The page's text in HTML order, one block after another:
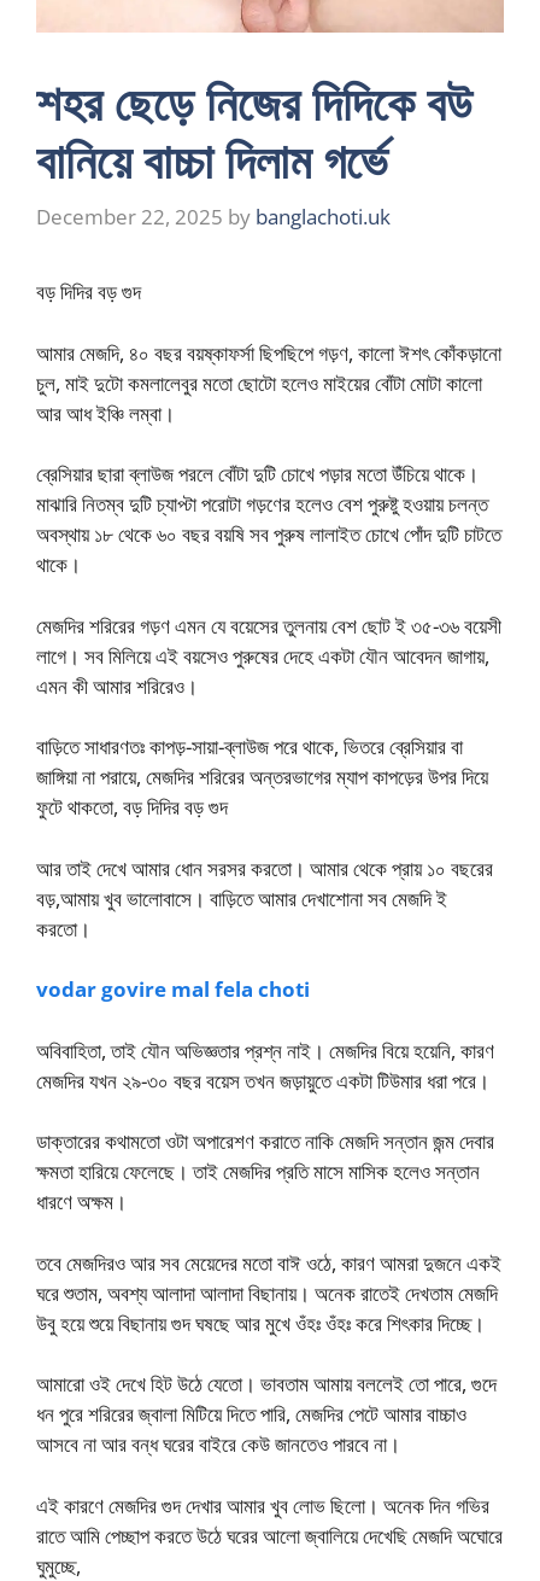
শহর ছেড়ে নিজের দিদিকে বউ
বানিয়ে বাচ্চা দিলাম গর্ভে
December 22, 2025 by banglachoti.uk
বড় দিদির বড় গুদ
আমার মেজদি, ৪০ বছর বয়ষ্কাফর্সা ছিপছিপে গড়ণ, কালো ঈশৎ কোঁকড়ানো
চুল, মাই দুটো কমলালেবুর মতো ছোটো হলেও মাইয়ের বোঁটা মোটা কালো
আর আধ ইঞ্চি লম্বা।
ব্রেসিয়ার ছারা ব্লাউজ পরলে বোঁটা দুটি চোখে পড়ার মতো উঁচিয়ে থাকে।
মাঝারি নিতম্ব দুটি চ্যাপ্টা পরোটা গড়ণের হলেও বেশ পুরুষ্টু হওয়ায় চলন্ত
অবস্থায় ১৮ থেকে ৬০ বছর বয়ষি সব পুরুষ লালাইত চোখে পোঁদ দুটি চাটতে
থাকে।
মেজদির শরিরের গড়ণ এমন যে বয়েসের তুলনায় বেশ ছোট ই ৩৫-৩৬ বয়েসী
লাগে। সব মিলিয়ে এই বয়সেও পুরুষের দেহে একটা যৌন আবেদন জাগায়,
এমন কী আমার শরিরেও।
বাড়িতে সাধারণতঃ কাপড়-সায়া-ব্লাউজ পরে থাকে, ভিতরে ব্রেসিয়ার বা
জাঙ্গিয়া না পরায়ে, মেজদির শরিরের অন্তরভাগের ম্যাপ কাপড়ের উপর দিয়ে
ফুটে থাকতো, বড় দিদির বড় গুদ
আর তাই দেখে আমার ধোন সরসর করতো। আমার থেকে প্রায় ১০ বছরের
বড়,আমায় খুব ভালোবাসে। বাড়িতে আমার দেখাশোনা সব মেজদি ই
করতো।
vodar govire mal fela choti
অবিবাহিতা, তাই যৌন অভিজ্ঞতার প্রশ্ন নাই। মেজদির বিয়ে হয়েনি, কারণ
মেজদির যখন ২৯-৩০ বছর বয়েস তখন জড়ায়ুতে একটা টিউমার ধরা পরে।
ডাক্তারের কথামতো ওটা অপারেশণ করাতে নাকি মেজদি সন্তান জন্ম দেবার
ক্ষমতা হারিয়ে ফেলেছে। তাই মেজদির প্রতি মাসে মাসিক হলেও সন্তান
ধারণে অক্ষম।
তবে মেজদিরও আর সব মেয়েদের মতো বাঈ ওঠে, কারণ আমরা দুজনে একই
ঘরে শুতাম, অবশ্য আলাদা আলাদা বিছানায়। অনেক রাতেই দেখতাম মেজদি
উবু হয়ে শুয়ে বিছানায় গুদ ঘষছে আর মুখে ওঁহঃ ওঁহঃ করে শিৎকার দিচ্ছে।
আমারো ওই দেখে হিট উঠে যেতো। ভাবতাম আমায় বললেই তো পারে, গুদে
ধন পুরে শরিরের জ্বালা মিটিয়ে দিতে পারি, মেজদির পেটে আমার বাচ্চাও
আসবে না আর বন্ধ ঘরের বাইরে কেউ জানতেও পারবে না।
এই কারণে মেজদির গুদ দেখার আমার খুব লোভ ছিলো। অনেক দিন গভির
রাতে আমি পেচ্ছাপ করতে উঠে ঘরের আলো জ্বালিয়ে দেখেছি মেজদি অঘোরে
ঘুমুচ্ছে,